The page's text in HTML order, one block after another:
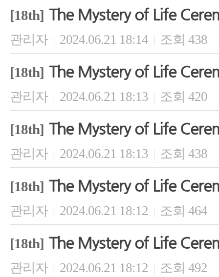
[18th] The Mystery of Life
관리자 | 2024.06.21 18:14 | 조회 438
[18th] The Mystery of Life
관리자 | 2024.06.21 18:13 | 조회 420
[18th] The Mystery of Life
관리자 | 2024.06.21 18:13 | 조회 438
[18th] The Mystery of Life
관리자 | 2024.06.21 18:12 | 조회 464
[18th] The Mystery of Life
관리자 | 2024.06.21 18:12 | 조회 492